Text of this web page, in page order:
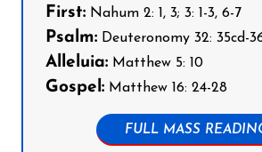
First: Nahum 2: 1, 3; 3: 1-3, 6-7
Psalm: Deuteronomy 32: 35cd-
Alleluia: Matthew 5: 10
Gospel: Matthew 16: 24-28
FULL MASS